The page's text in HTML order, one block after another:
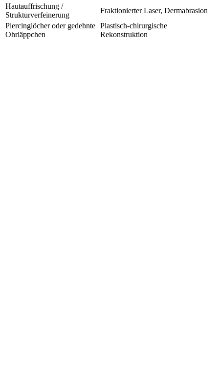
Hautauffrischung /
Strukturverfeinerung
Fraktionierter Laser, Dermabrasion
Piercinglöcher oder gedehnte
Ohrläppchen
Plastisch-chirurgische
Rekonstruktion